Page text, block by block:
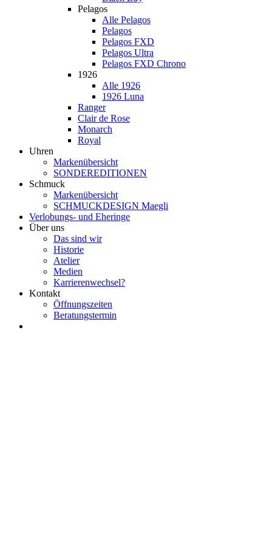
Pelagos
Alle Pelagos
Pelagos
Pelagos FXD
Pelagos Ultra
Pelagos FXD Chrono
1926
Alle 1926
1926 Luna
Ranger
Clair de Rose
Monarch
Royal
Uhren
Markenübersicht
SONDEREDITIONEN
Schmuck
Markenübersicht
SCHMUCKDESIGN Maegli
Verlobungs- und Eheringe
Über uns
Das sind wir
Historie
Atelier
Medien
Karrierenwechsel?
Kontakt
Öffnungszeiten
Beratungstermin